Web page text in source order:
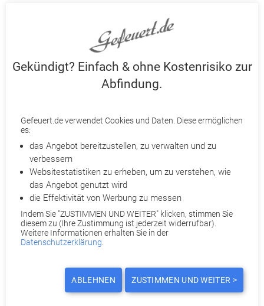
Ihnen wurde gekündigt? Holen Sie ohne Kostenrisiko das
Gefeuert.deheraus. Je nach Fall ist eine
, Kündigungsrücknahme, Terminverschiebung oder
Wandlung einer außerordentlichen Kündigung in eine
ordentliche möglich. Qualifizierte Partneranwälte prüfen
detailliert Ihre Kündigung und beraten Sie telefonisch.
Reichen Sie dazu Ihre Kündigung bei Gefeuert.de ein. Für Sie
entstehen dabei keine Anwalts- und Verfahrenskosten. Denn
diese werden entweder von uns oder Ihrer
Rechtsschutzversicherung übernommen. Eine Provision für
Nichtrechtsschutzversicherte fällt nur im Erfolgsfall an. Sind
Sie rechtsschutzversichert? Dann übernehmen wir zusätzlich
Ihre Selbstbeteiligung.
Quellen:personalwirtschaft.de,bundesarbeitsgericht.de
DIESEN BEITRAG TEILEN ODER BEWERTEN:
Gekündigt? Einfach & ohne Kostenrisiko zur
Abfindung.
Gefeuert.de verwendet Cookies und Daten. Diese ermöglichen
es:
das Angebot bereitzustellen, zu verwalten und zu
verbessern
Websitestatistiken zu erheben, um zu verstehen, wie
das Angebot genutzt wird
die Effektivität von Werbung zu messen
Indem Sie "ZUSTIMMEN UND WEITER" klicken, stimmen Sie
diesem zu (Ihre Zustimmung ist jederzeit widerrufbar).
Weitere Informationen erhalten Sie in der
Datenschutzerklärung
ABLEHNEN ZUSTIMMEN UND WEITER >